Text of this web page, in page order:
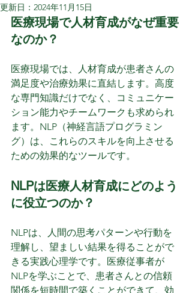
更新日： 2024年11月15日
医療現場で人材育成がなぜ重要
なのか？
医療現場では、人材育成が患者さんの
満足度や治療効果に直結します。高度
な専門知識だけでなく、コミュニケー
ション能力やチームワークも求められ
ます。NLP（神経言語プログラミン
グ）は、これらのスキルを向上させる
ための効果的なツールです。
NLPは医療人材育成にどのよう
に役立つのか？
NLPは、人間の思考パターンや行動を
理解し、望ましい結果を得ることがで
きる実践心理学です。医療従事者が
NLPを学ぶことで、患者さんとの信頼
関係を短時間で築くことができて、効